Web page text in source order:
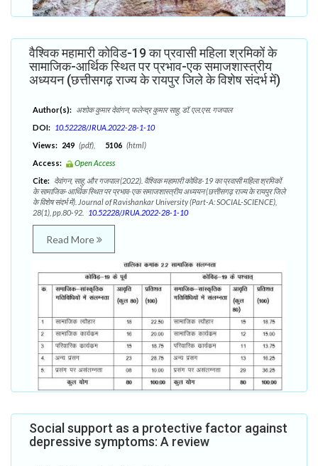
वैश्विक महामारी कोविड-19 का प्रवासी महिला श्रमिकों के
सामाजिक-आर्थिक स्थित पर प्रभाव-एक समाजशास्त्रीय
अध्ययन (छत्तीसगढ़ राज्य के रायपुर जिले के विशेष संदर्भ में)
Author(s): अशोक कुमार देवांगन, फलेन्द्र कुमार साहु, डॉ. एल.एस. गजपाल
DOI: 10.52228/JRUA.2022-28-1-10
Views: 249 (pdf), 5106 (html)
Access:
Open Access
Cite: देवांगन, साहु, और गजपाल (2022). वैश्विक महामारी कोविड-19 का प्रवासी महिला श्रमिकों
के सामाजिक-आर्थिक स्थित पर प्रभाव-एक समाजशास्त्रीय अध्ययन (छत्तीसगढ़ राज्य के रायपुर जिले
के विशेष संदर्भ में). Journal of Ravishankar University (Part-A: SOCIAL-SCIENCE),
28(1), pp.80-92. 10.52228/JRUA.2022-28-1-10
Read More
Social support as a protective factor against
depressive symptoms: A review